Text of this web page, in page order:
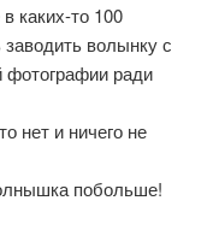
каких-то 100
заводить волынку с
фотографии ради
нет и ничего не
побольше!